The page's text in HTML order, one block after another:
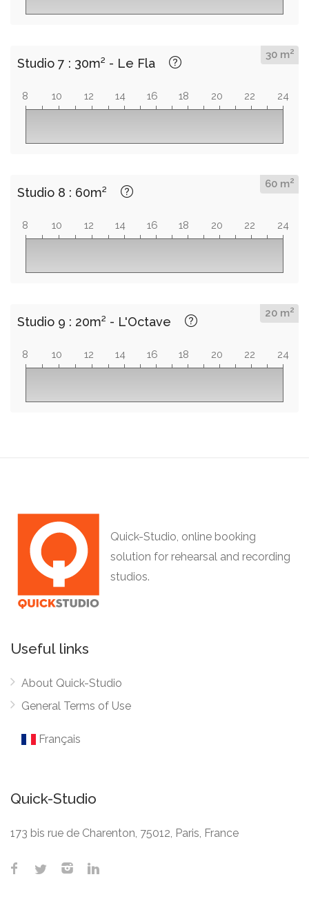
Studio 7 : 30m² - Le Fla
30 m2
8 10 12 14 16 18 20 22 24
Studio 8 : 60m²
60 m2
8 10 12 14 16 18 20 22 24
Studio 9 : 20m² - L'Octave
20 m2
8 10 12 14 16 18 20 22 24
Quick-Studio, online booking
solution for rehearsal and recording
studios.
Useful links
About Quick-Studio
General Terms of Use
Français
Quick-Studio
173 bis rue de Charenton, 75012, Paris, France